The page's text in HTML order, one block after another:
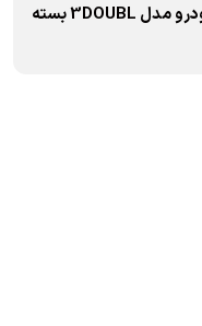
پروژکتور آفرودی موتور سیکلت و خودرو مدل 3DOUBL بسته